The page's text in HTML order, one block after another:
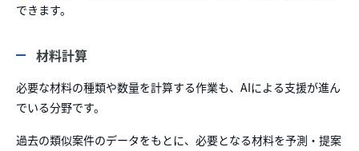
できます。
材料計算
必要な材料の種類や数量を計算する作業も、AIによる支援が進ん
でいる分野です。
過去の類似案件のデータをもとに、必要となる材料を予測・提案